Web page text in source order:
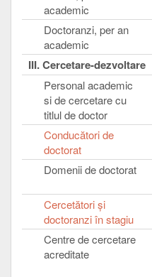
academic
Doctoranzi, per an
academic
III. Cercetare-dezvoltare
Personal academic
si de cercetare cu
titlul de doctor
Conducători de
doctorat
Domenii de doctorat
Cercetători şi
doctoranzi în stagiu
Centre de cercetare
acreditate